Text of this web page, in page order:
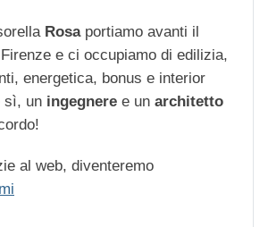
Rosaportiamo avanti il
e ci occupiamo di edilizia,
energetica, bonus e interior
sì, un ingegnere e un architetto
al web, diventeremo